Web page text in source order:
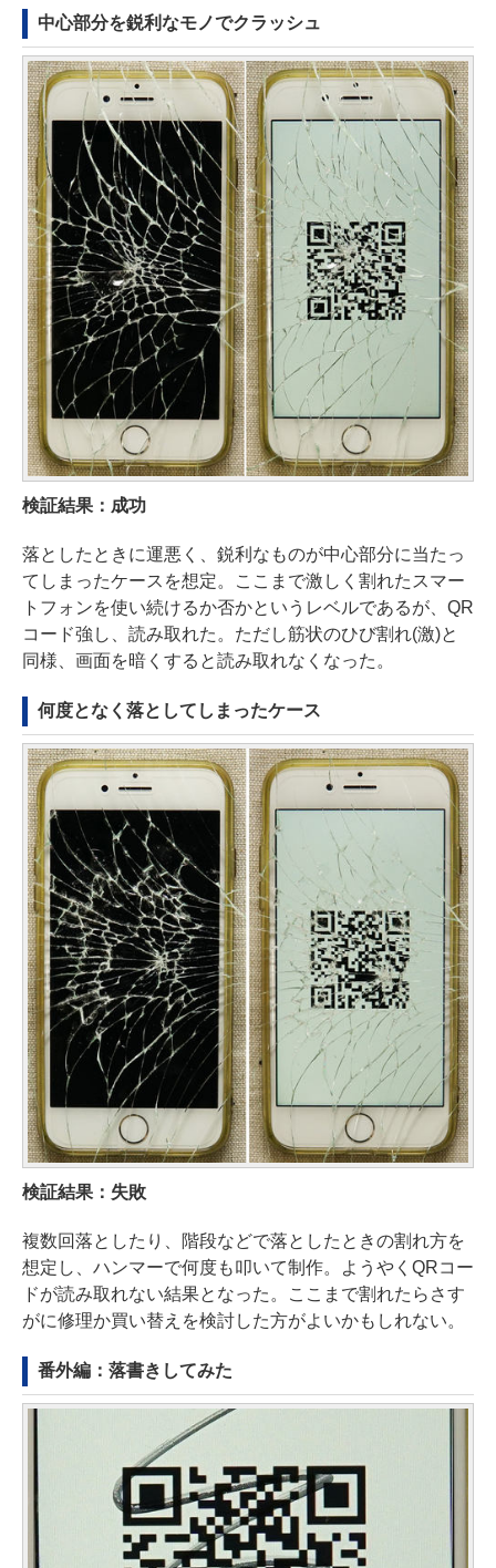
中心部分を鋭利なモノでクラッシュ
検証結果：成功
落としたときに運悪く、鋭利なものが中心部分に当たっ
てしまったケースを想定。ここまで激しく割れたスマー
トフォンを使い続けるか否かというレベルであるが、QR
コード強し、読み取れた。ただし筋状のひび割れ(激)と
同様、画面を暗くすると読み取れなくなった。
何度となく落としてしまったケース
検証結果：失敗
複数回落としたり、階段などで落としたときの割れ方を
想定し、ハンマーで何度も叩いて制作。ようやくQRコー
ドが読み取れない結果となった。ここまで割れたらさす
がに修理か買い替えを検討した方がよいかもしれない。
番外編：落書きしてみた